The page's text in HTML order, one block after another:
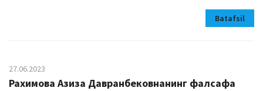
Batafsil
27.06.2023
Рахимова Азиза Давранбековнанинг фалсафа